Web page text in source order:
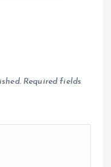
Required fields